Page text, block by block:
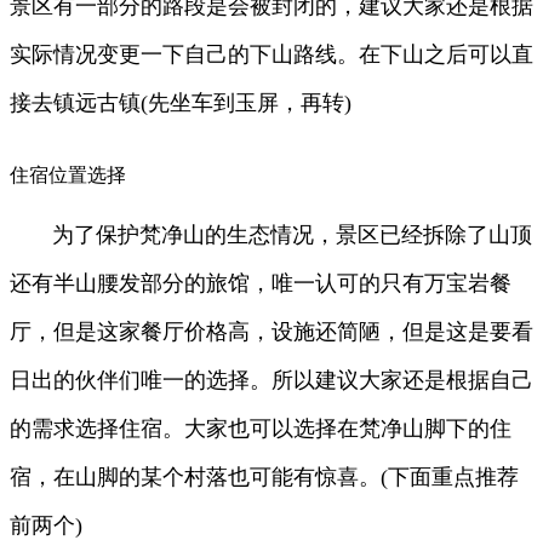
景区有一部分的路段是会被封闭的，建议大家还是根据
实际情况变更一下自己的下山路线。在下山之后可以直
接去镇远古镇(先坐车到玉屏，再转)
住宿位置选择
为了保护梵净山的生态情况，景区已经拆除了山顶
还有半山腰发部分的旅馆，唯一认可的只有万宝岩餐
厅，但是这家餐厅价格高，设施还简陋，但是这是要看
日出的伙伴们唯一的选择。所以建议大家还是根据自己
的需求选择住宿。大家也可以选择在梵净山脚下的住
宿，在山脚的某个村落也可能有惊喜。(下面重点推荐
前两个)